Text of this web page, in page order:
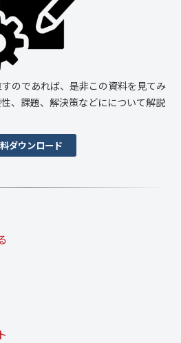
のであれば、是非この資料を見てみ
、課題、解決策などにについて解説
ダウンロード